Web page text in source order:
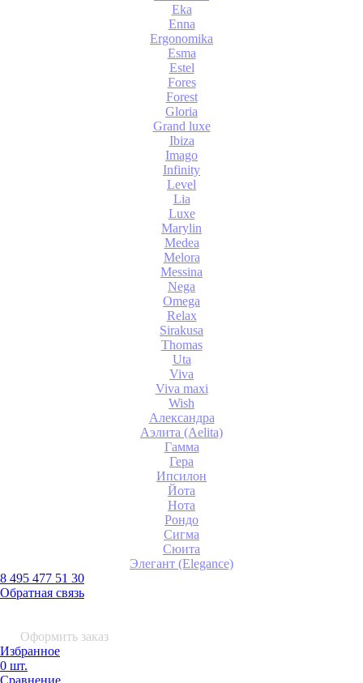
Eka
Enna
Ergonomika
Esma
Estel
Fores
Forest
Gloria
Grand luxe
Ibiza
Imago
Infinity
Level
Lia
Luxe
Marylin
Medea
Melora
Messina
Nega
Omega
Relax
Sirakusa
Thomas
Uta
Viva
Viva maxi
Wish
Александра
Аэлита (Aelita)
Гамма
Гера
Ипсилон
Йота
Нота
Рондо
Сигма
Сюита
Элегант (Elegance)
8 495 477 51 30
Обратная связь
Оформить заказ
Избранное
0 шт.
Сравнение